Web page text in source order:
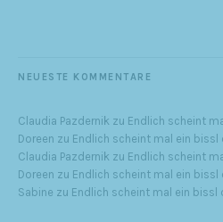
NEUESTE KOMMENTARE
Claudia Pazdernik zu Endlich scheint
Doreen zu Endlich scheint mal ein bissl
Claudia Pazdernik zu Endlich scheint
Doreen zu Endlich scheint mal ein bissl
Sabine zu Endlich scheint mal ein bissl